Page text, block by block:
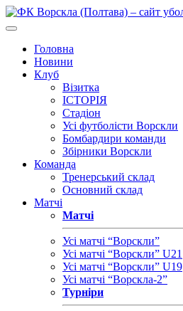
Головна
Новини
Клуб
Візитка
ІСТОРІЯ
Стадіон
Усі футболісти Ворскли
Бомбардири команди
Збірники Ворскли
Команда
Тренерський склад
Основний склад
Матчі
Матчі
Усі матчі “Ворскли”
Усі матчі “Ворскли” U21
Усі матчі “Ворскли” U19
Усі матчі “Ворскла-2”
Турніри